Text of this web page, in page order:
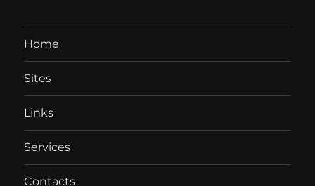
Home
Sites
Links
Services
Contacts